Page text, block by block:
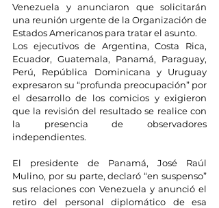
Venezuela y anunciaron que solicitarán
una reunión urgente de la Organización de
Estados Americanos para tratar el asunto.
Los ejecutivos de Argentina, Costa Rica,
Ecuador, Guatemala, Panamá, Paraguay,
Perú, República Dominicana y Uruguay
expresaron su “profunda preocupación” por
el desarrollo de los comicios y exigieron
que la revisión del resultado se realice con
la presencia de observadores
independientes.
El presidente de Panamá, José Raúl
Mulino, por su parte, declaró “en suspenso”
sus relaciones con Venezuela y anunció el
retiro del personal diplomático de esa